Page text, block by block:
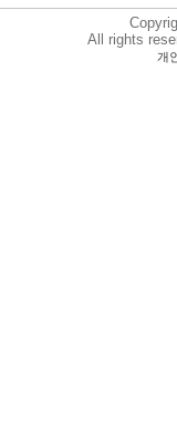
All rights
개